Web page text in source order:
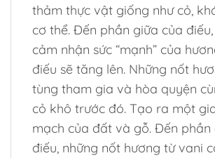
thảm thực vật giống như cỏ,
cơ thể. Đến phần giữa của
cảm nhận sức “mạnh” của
điếu sẽ tăng lên. Những nốt
tùng tham gia và hòa quyện
cỏ khô trước đó. Tạo ra một
mạch của đất và gỗ. Đến phần
điếu, những nốt hương từ vani